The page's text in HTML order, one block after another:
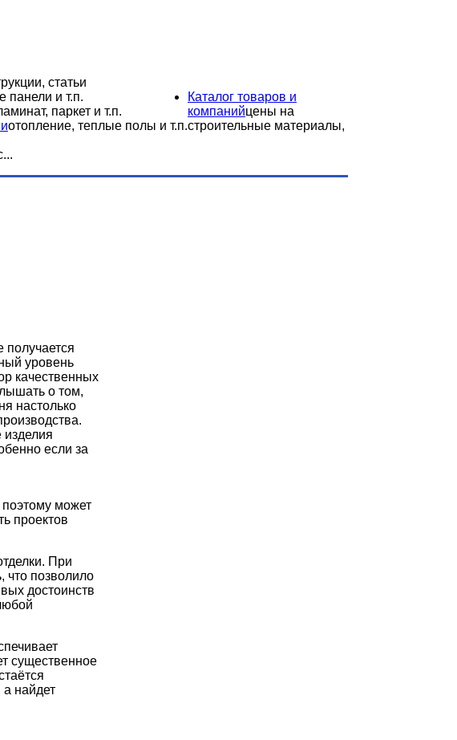
статьи
панели и т.п.
паркет и т.п.
отопление, теплые полы и т.п.
Каталог товаров и
компанийцены на
строительные материалы,
получается
уровень
качественных
о том,
настолько
изделия
если за
может
проектов
При
что позволило
достоинств
существенное
а найдет